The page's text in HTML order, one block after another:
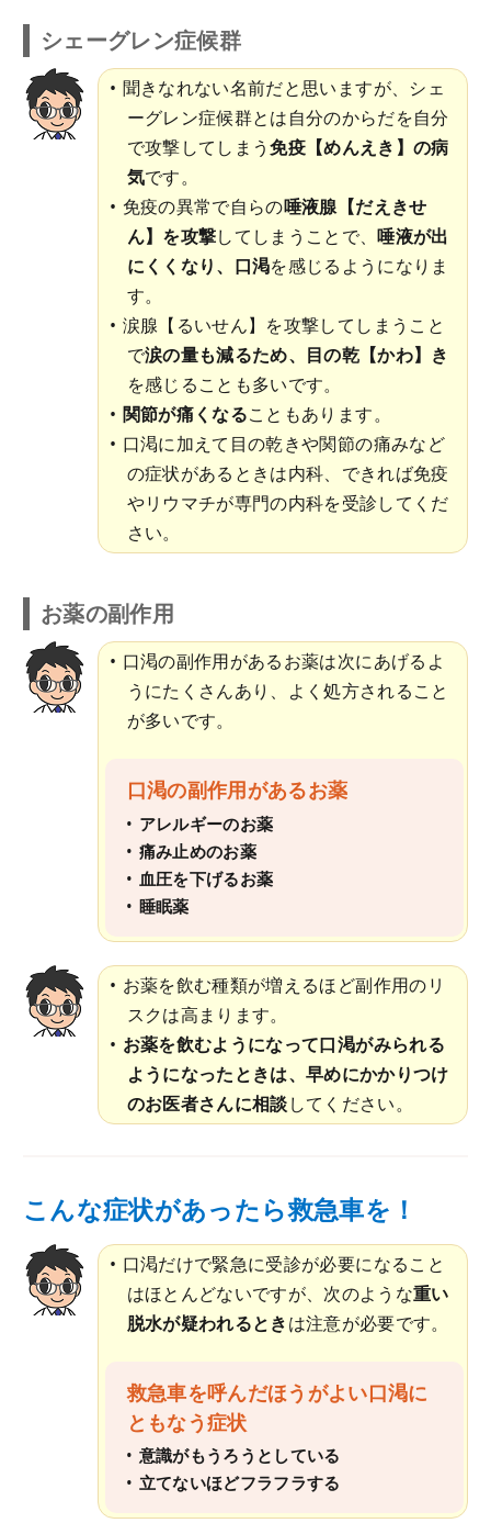
シェーグレン症候群
聞きなれない名前だと思いますが、シェ
ーグレン症候群とは自分のからだを自分
で攻撃してしまう免疫【めんえき】の病
気です。
免疫の異常で自らの唾液腺【だえきせ
ん】を攻撃してしまうことで、唾液が出
にくくなり、口渇を感じるようになりま
す。
涙腺【るいせん】を攻撃してしまうこと
で涙の量も減るため、目の乾【かわ】き
を感じることも多いです。
関節が痛くなることもあります。
口渇に加えて目の乾きや関節の痛みなど
の症状があるときは内科、できれば免疫
やリウマチが専門の内科を受診してくだ
さい。
お薬の副作用
口渇の副作用があるお薬は次にあげるよ
うにたくさんあり、よく処方されること
が多いです。
口渇の副作用があるお薬
アレルギーのお薬
痛み止めのお薬
血圧を下げるお薬
睡眠薬
お薬を飲む種類が増えるほど副作用のリ
スクは高まります。
お薬を飲むようになって口渇がみられる
ようになったときは、早めにかかりつけ
のお医者さんに相談してください。
こんな症状があったら救急車を！
口渇だけで緊急に受診が必要になること
はほとんどないですが、次のような重い
脱水が疑われるときは注意が必要です。
救急車を呼んだほうがよい口渇に
ともなう症状
意識がもうろうとしている
立てないほどフラフラする